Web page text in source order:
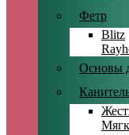
Фетр
Blitz
Основы